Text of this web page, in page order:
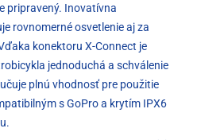
pripravený. Inovatívna
rovnomerné osvetlenie aj za
konektoru X-Connect je
jednoduchá a schválenie
plnú vhodnosť pre použitie
s GoPro a krytím IPX6